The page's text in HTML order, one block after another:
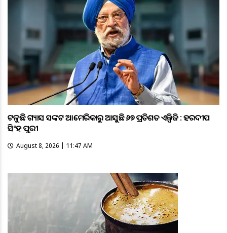
ଟଳୁଛି ଗ୍ୟାସ ସଙ୍କଟ ଆମେରିକାରୁ ଆସୁଛି ୬୭ ପ୍ରତିଶତ ଏଲ୍ପିଜି : ହରଦୀପ
ସିଂହ ପୁରୀ
August 8, 2026 | 11:47 AM